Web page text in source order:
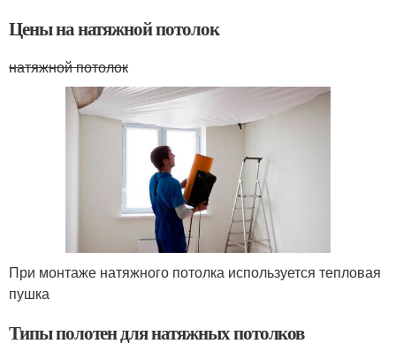
Цены на натяжной потолок
натяжной потолок
При монтаже натяжного потолка используется тепловая
пушка
Типы полотен для натяжных потолков